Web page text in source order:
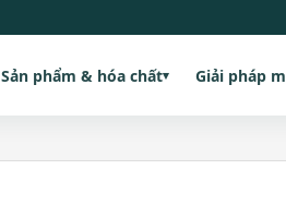
Sản phẩm & hóa chất▾ Giải pháp